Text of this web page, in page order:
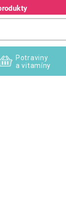
Potraviny
a vitamíny